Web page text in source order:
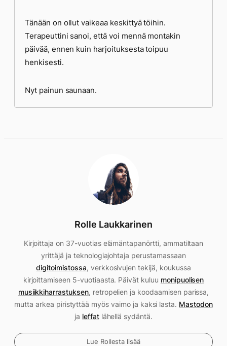
Tänään on ollut vaikeaa keskittyä töihin.
Terapeuttini sanoi, että voi mennä montakin
päivää, ennen kuin harjoituksesta toipuu
henkisesti.
Nyt painun saunaan.
Rolle Laukkarinen
Kirjoittaja on 37-vuotias elämäntapanörtti, ammatiltaan
yrittäjä ja teknologiajohtaja perustamassaan
digitoimistossa, verkkosivujen tekijä, koukussa
kirjoittamiseen 5-vuotiaasta. Päivät kuluu monipuolisen
musiikkiharrastuksen, retropelien ja koodaamisen parissa,
mutta arkea piristyttää myös vaimo ja kaksi lasta. Mastodon
ja leffatlähellä sydäntä.
Lue Rollesta lisää